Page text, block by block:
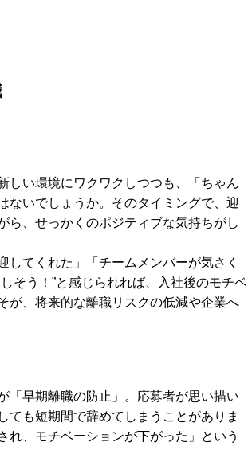
しい環境にワクワクしつつも、「ちゃん
ないでしょうか。そのタイミングで、迎
、せっかくのポジティブな気持ちがし
てくれた」「チームメンバーが気さく
そう！”と感じられれば、入社後のモチベ
が、将来的な離職リスクの低減や企業へ
「早期離職の防止」。応募者が思い描い
ても短期間で辞めてしまうことがありま
れ、モチベーションが下がった」という